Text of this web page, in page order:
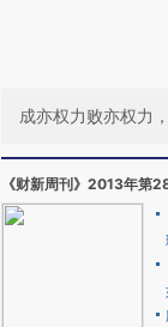
成亦权力败亦权力
《财新周刊》2013年第